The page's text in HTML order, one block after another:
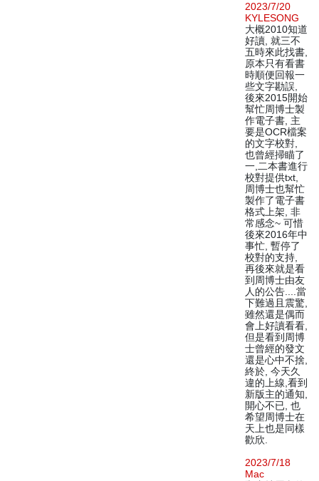
2023/7/20
KYLESONG
大概2010知道
好讀, 就三不
五時來此找書,
原本只有看書
時順便回報一
些文字勘誤,
後來2015開始
幫忙周博士製
作電子書, 主
要是OCR檔案
的文字校對,
也曾經掃瞄了
一,二本書進行
校對提供txt,
周博士也幫忙
製作了電子書
格式上架, 非
常感念~ 可惜
後來2016年中
事忙, 暫停了
校對的支持,
再後來就是看
到周博士由友
人的公告....當
下難過且震驚,
雖然還是偶而
會上好讀看看,
但是看到周博
士曾經的發文
還是心中不捨,
終於, 今天久
違的上線,看到
新版主的通知,
開心不已, 也
希望周博士在
天上也是同樣
歡欣.
2023/7/18
Mac